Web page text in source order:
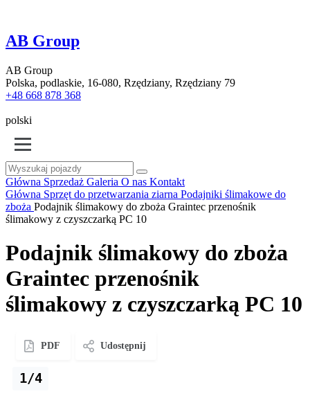
AB Group
AB Group
Polska, podlaskie, 16-080, Rzędziany, Rzędziany 79
+48 668 878 368
polski
Główna Sprzedaż Galeria O nas Kontakt
Główna Sprzęt do przetwarzania ziarna Podajniki ślimakowe do
zboża Podajnik ślimakowy do zboża Graintec przenośnik
ślimakowy z czyszczarką PC 10
Podajnik ślimakowy do zboża
Graintec przenośnik
ślimakowy z czyszczarką PC 10
PDF Udostępnij
1/4